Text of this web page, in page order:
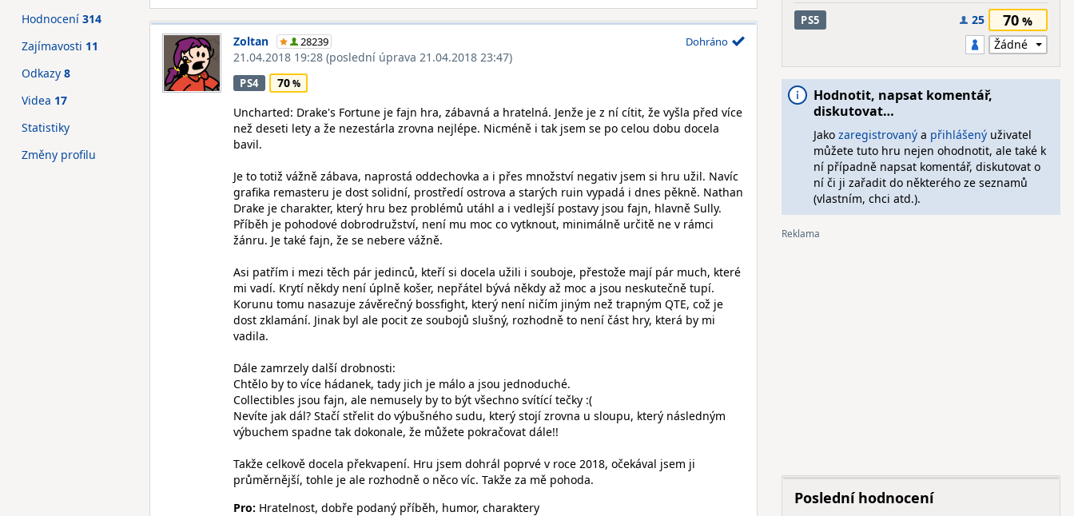
Zoltan 28239
21.04.2018 19:28 (poslední úprava 21.04.2018 23:47)
Dohráno
PS4
70
Uncharted: Drake's Fortune je fajn hra, zábavná a hratelná. Jenže je z ní cítit, že vyšla před více
než deseti lety a že nezestárla zrovna nejlépe. Nicméně i tak jsem se po celou dobu docela
bavil.
Je to totiž vážně zábava, naprostá oddechovka a i přes množství negativ jsem si hru užil. Navíc
grafika remasteru je dost solidní, prostředí ostrova a starých ruin vypadá i dnes pěkně. Nathan
Drake je charakter, který hru bez problémů utáhl a i vedlejší postavy jsou fajn, hlavně Sully.
Příběh je pohodové dobrodružství, není mu moc co vytknout, minimálně určitě ne v rámci
žánru. Je také fajn, že se nebere vážně.
Asi patřím i mezi těch pár jedinců, kteří si docela užili i souboje, přestože mají pár much, které
mi vadí. Krytí někdy není úplně košer, nepřátel bývá někdy až moc a jsou neskutečně tupí.
Korunu tomu nasazuje závěrečný bossfight, který není ničím jiným než trapným QTE, což je
dost zklamání. Jinak byl ale pocit ze soubojů slušný, rozhodně to není část hry, která by mi
vadila.
Dále zamrzely další drobnosti:
Chtělo by to více hádanek, tady jich je málo a jsou jednoduché.
Collectibles jsou fajn, ale nemusely by to být všechno svítící tečky :(
Nevíte jak dál? Stačí střelit do výbušného sudu, který stojí zrovna u sloupu, který následným
výbuchem spadne tak dokonale, že můžete pokračovat dále!!
Takže celkově docela překvapení. Hru jsem dohrál poprvé v roce 2018, očekával jsem ji
průměrnější, tohle je ale rozhodně o něco víc. Takže za mě pohoda.
Pro: Hratelnost, dobře podaný příběh, humor, charaktery
Hodnocení 314
Zajímavosti 11
Odkazy 8
Videa 17
Statistiky
Změny profilu
PS5 25 70
Hodnotit, napsat komentář,
diskutovat…
Jako zaregistrovanýa přihlášenýuživatel
můžete tuto hru nejen ohodnotit, ale také k
ní případně napsat komentář, diskutovat o
ní či ji zařadit do některého ze seznamů
(vlastním, chci atd.).
Poslední hodnocení